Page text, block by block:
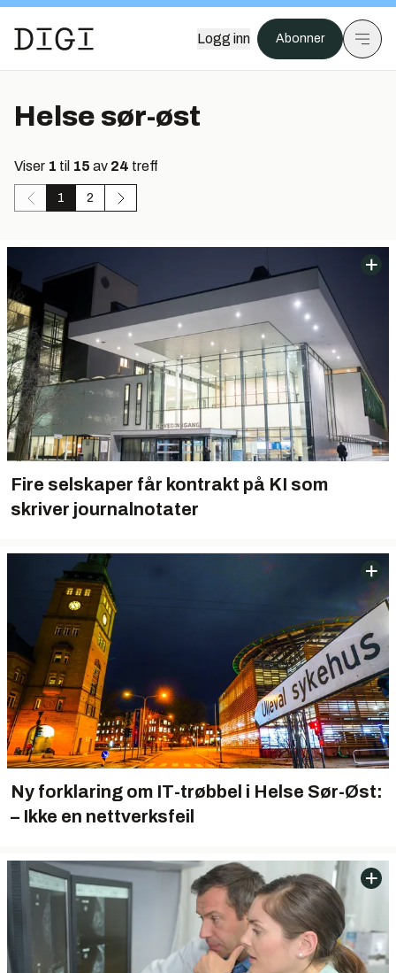
Logg inn Abonner
Helse sør-øst
Viser 1 til 15 av 24 treff
1 2
Fire selskaper får kontrakt på KI som
skriver journalnotater
Ny forklaring om IT-trøbbel i Helse Sør-Øst:
– Ikke en nettverksfeil